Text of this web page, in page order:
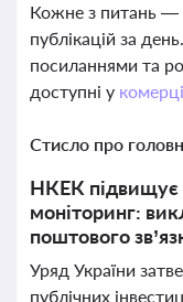
Кожне з питань —
публікацій за
посиланнями та
доступні у
Стисло про
НКЕК підвищує
моніторинг:
поштового
Уряд України
публічних